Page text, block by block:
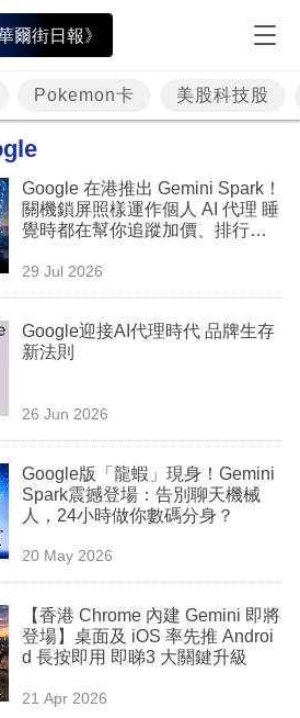
爾街日報》
Pokemon卡 美股科技股
Google 在港推出 Gemini Spark！
關機鎖屏照樣運作個人 AI 代理 睡
覺時都在幫你追蹤加價、排行程
29 Jul 2026
Google迎接AI代理時代 品牌生存
新法則
26 Jun 2026
Google版「龍蝦」現身！Gemini
Spark震撼登場：告別聊天機械
人，24小時做你數碼分身？
20 May 2026
【香港 Chrome 內建 Gemini 即將
登場】桌面及 iOS 率先推 Androi
d 長按即用 即睇3 大關鍵升級
21 Apr 2026